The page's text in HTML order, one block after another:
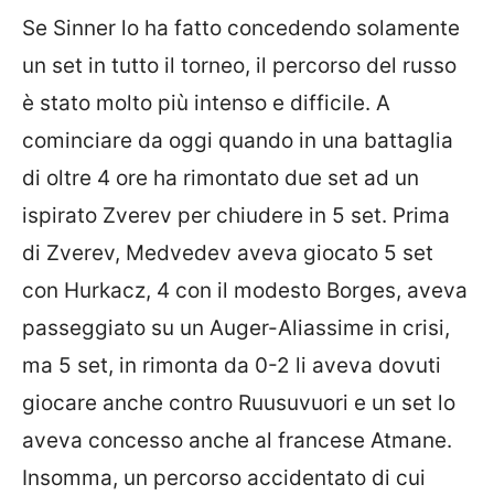
Se Sinner lo ha fatto concedendo solamente
un set in tutto il torneo, il percorso del russo
è stato molto più intenso e difficile. A
cominciare da oggi quando in una battaglia
di oltre 4 ore ha rimontato due set ad un
ispirato Zverev per chiudere in 5 set. Prima
di Zverev, Medvedev aveva giocato 5 set
con Hurkacz, 4 con il modesto Borges, aveva
passeggiato su un Auger-Aliassime in crisi,
ma 5 set, in rimonta da 0-2 li aveva dovuti
giocare anche contro Ruusuvuori e un set lo
aveva concesso anche al francese Atmane.
Insomma, un percorso accidentato di cui